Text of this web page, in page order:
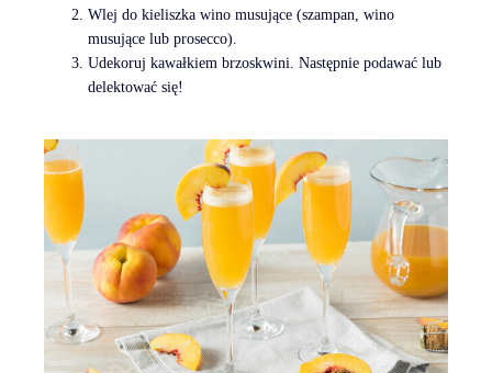
Wlej do kieliszka wino musujące (szampan, wino
musujące lub prosecco).
Udekoruj kawałkiem brzoskwini. Następnie podawać lub
delektować się!